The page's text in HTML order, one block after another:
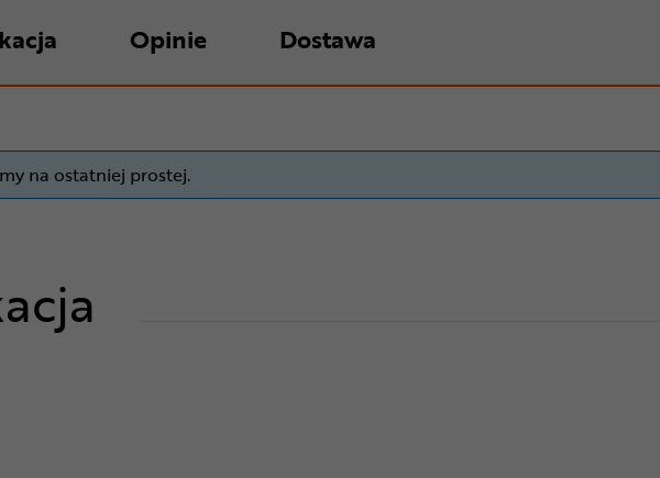
Opinie Dostawa
na ostatniej prostej.